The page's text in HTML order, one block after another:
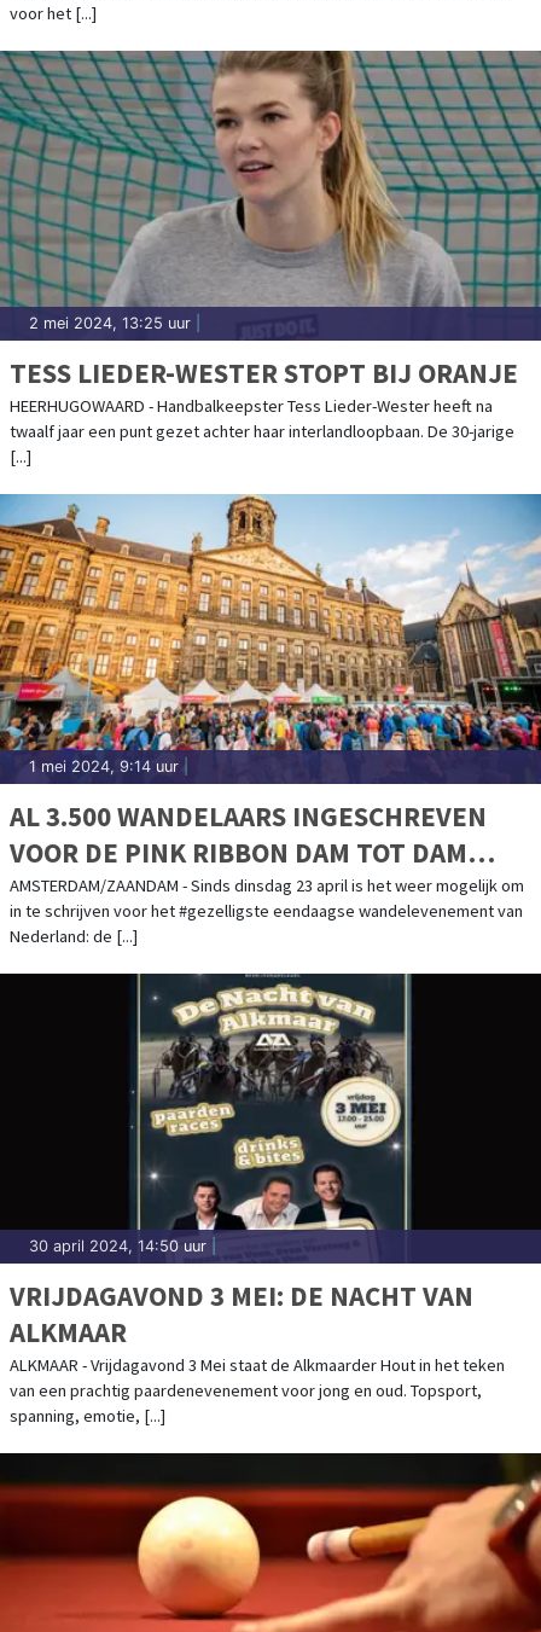
voor het [...]
2 mei 2024, 13:25 uur
TESS LIEDER-WESTER STOPT BIJ ORANJE
HEERHUGOWAARD - Handbalkeepster Tess Lieder-Wester heeft na
twaalf jaar een punt gezet achter haar interlandloopbaan. De 30-jarige
[...]
1 mei 2024, 9:14 uur
AL 3.500 WANDELAARS INGESCHREVEN
VOOR DE PINK RIBBON DAM TOT DAM
WANDELTOCHT
AMSTERDAM/ZAANDAM - Sinds dinsdag 23 april is het weer mogelijk om
in te schrijven voor het #gezelligste eendaagse wandelevenement van
Nederland: de [...]
30 april 2024, 14:50 uur
VRIJDAGAVOND 3 MEI: DE NACHT VAN
ALKMAAR
ALKMAAR - Vrijdagavond 3 Mei staat de Alkmaarder Hout in het teken
van een prachtig paardenevenement voor jong en oud. Topsport,
spanning, emotie, [...]